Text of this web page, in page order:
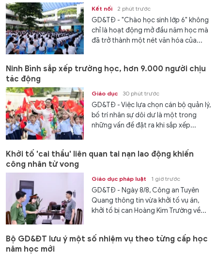
Kết nối 2 phút trước
GD&TĐ - "Chào học sinh lớp 6" không
chỉ là hoạt động mở đầu năm học mà
đã trở thành một nét văn hóa của...
Ninh Bình sắp xếp trường học, hơn 9.000 người chịu
tác động
Giáo dục 30 phút trước
GD&TĐ - Việc lựa chọn cán bộ quản lý,
bố trí nhân sự dôi dư là một trong
những vấn đề đặt ra khi sắp xếp...
Khởi tố 'cai thầu' liên quan tai nạn lao động khiến
công nhân tử vong
Giáo dục pháp luật 1 giờ trước
GD&TĐ - Ngày 8/8, Công an Tuyên
Quang thông tin vừa khởi tố vụ án,
khởi tố bị can Hoàng Kim Trường về...
Bộ GD&ĐT lưu ý một số nhiệm vụ theo từng cấp học
năm học mới